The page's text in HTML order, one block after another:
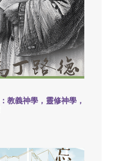
教義神學，靈修神學，